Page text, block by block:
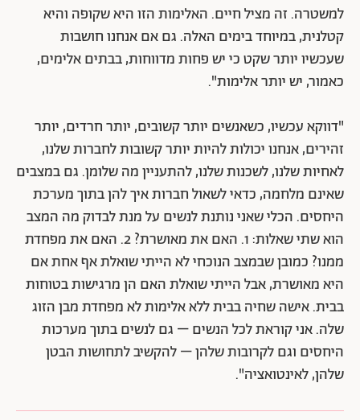
למשטרה. זה מציל חיים. האלימות הזו היא שקופה והיא
קטלנית, במיוחד בימים האלה. גם אם אנחנו חושבות
שעכשיו יותר שקט כי יש פחות מדווחות, בבתים אלימים,
כאמור, יש יותר אלימות".
"דווקא עכשיו, כשאנשים יותר קשובים, יותר חרדים, יותר
זהירים, אנחנו יכולות להיות יותר קשובות לחברות שלנו,
לאחיות שלנו, לשכנות שלנו, להתעניין מה שלומן. גם במצבים
שאינם מלחמה, כדאי לשאול חברות איך להן בתוך מערכת
היחסים. הכלי שאני נותנת לנשים על מנת לבדוק מה המצב
הוא שתי שאלות: 1. האם את מאושרת? 2. האם את מפחדת
ממנו? כמובן שבמצב הנוכחי לא הייתי שואלת אף אחת אם
היא מאושרת, אבל הייתי שואלת האם הן מרגישות בטוחות
בבית. אישה שחיה בבית ללא אלימות לא מפחדת מבן הזוג
שלה. אני קוראת לכל הנשים – גם לנשים בתוך מערכות
היחסים וגם לקרובות שלהן – להקשיב לתחושות הבטן
שלהן, לאינטואציה".